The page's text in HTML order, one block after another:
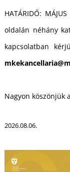
HATÁRIDŐ:
oldalán néhány
kapcsolatban
Nagyon köszönjük
2026.08.06.